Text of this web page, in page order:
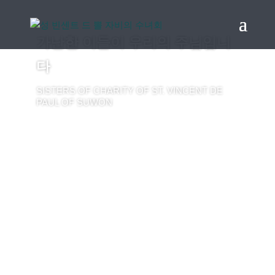
다
SISTERS OF CHARITY OF ST. VINCENT DE
PAUL OF SUWON